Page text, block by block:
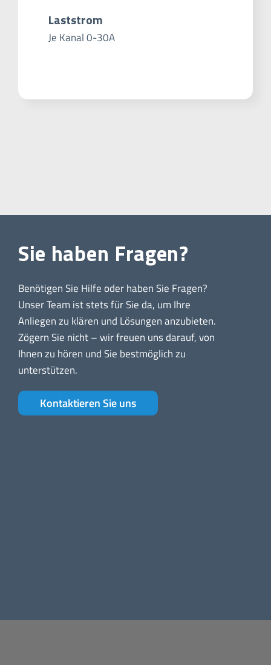
Laststrom
Je Kanal 0-30A
Sie haben Fragen?
Benötigen Sie Hilfe oder haben Sie Fragen?
Unser Team ist stets für Sie da, um Ihre
Anliegen zu klären und Lösungen anzubieten.
Zögern Sie nicht – wir freuen uns darauf, von
Ihnen zu hören und Sie bestmöglich zu
unterstützen.
Kontaktieren Sie uns